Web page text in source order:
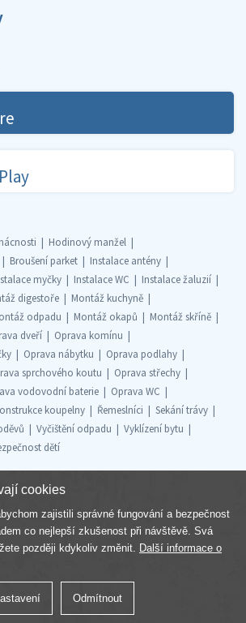
Hodinový manžel
Broušení parket
Instalace antény
myčky Instalace WC
Instalace žaluzií
digestoře
Montáž kuchyně
odpadu Montáž okapů
Montáž skříně
dveří
Oprava komínu
Oprava nábytku
Oprava podlahy
sprchového koutu
Oprava střechy
vodovodní baterie
Oprava WC
koupelny Řemeslníci
Sekání trávy
Vyčištění odpadu
Vyklízení bytu
dětí
cookies
zajistili správné fungování a bezpečnost
co nejlepší zkušenost při návštěvě. Svá
později kdykoliv změnit. Další informace o
Odmítnout